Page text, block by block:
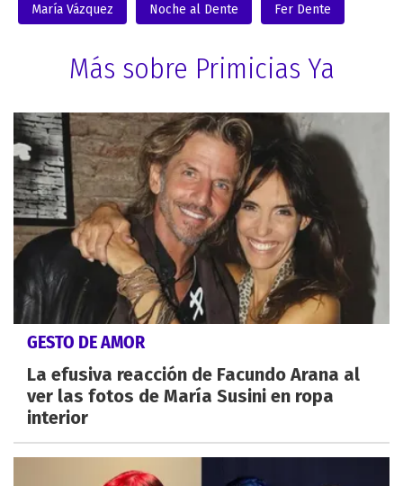
María Vázquez Noche al Dente Fer Dente
Más sobre Primicias Ya
GESTO DE AMOR
La efusiva reacción de Facundo Arana al
ver las fotos de María Susini en ropa
interior